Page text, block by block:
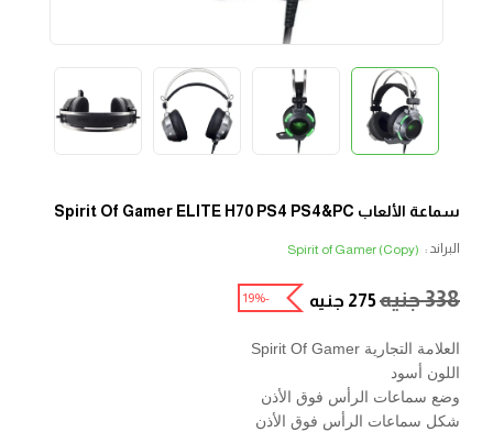
سماعة الألعاب Spirit Of Gamer ELITE H70 PS4 PS4&PC
البراند : Spirit of Gamer (Copy)
338جنيه275 جنيه -19%
العلامة التجارية Spirit Of Gamer
اللون أسود
وضع سماعات الرأس فوق الأذن
شكل سماعات الرأس فوق الأذن